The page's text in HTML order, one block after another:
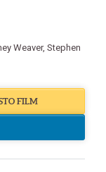
Weaver, Stephen
FILM